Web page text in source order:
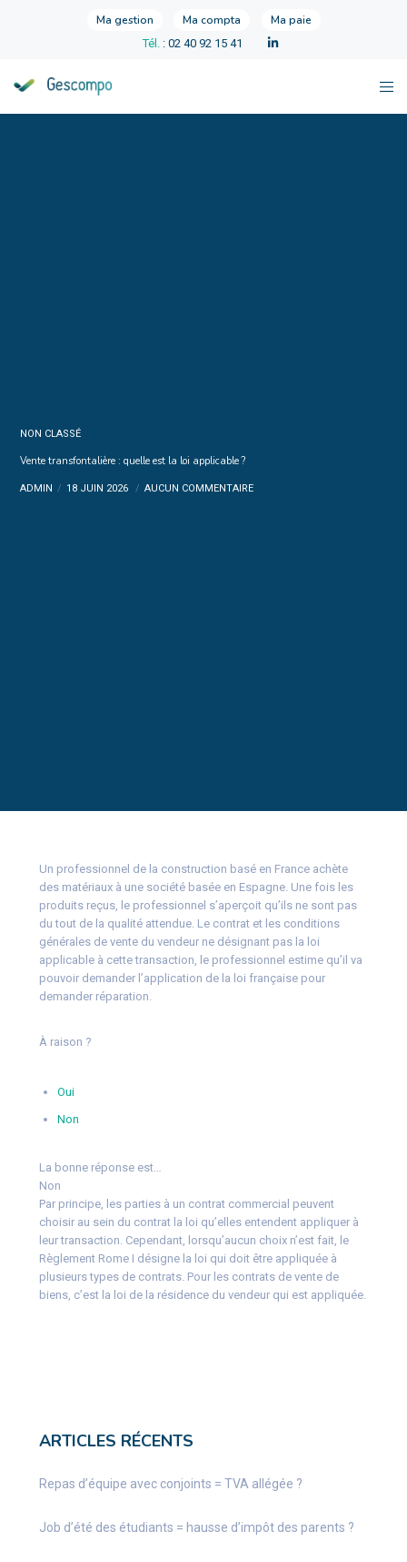
Ma gestion Ma compta Ma paie
Tél. : 02 40 92 15 41
NON CLASSÉ
Vente transfontalière : quelle est la loi applicable ?
ADMIN 18 JUIN 2026 AUCUN COMMENTAIRE
Un professionnel de la construction basé en France achète
des matériaux à une société basée en Espagne. Une fois les
produits reçus, le professionnel s’aperçoit qu’ils ne sont pas
du tout de la qualité attendue. Le contrat et les conditions
générales de vente du vendeur ne désignant pas la loi
applicable à cette transaction, le professionnel estime qu’il va
pouvoir demander l’application de la loi française pour
demander réparation.
À raison ?
Oui
Non
La bonne réponse est…
Non
Par principe, les parties à un contrat commercial peuvent
choisir au sein du contrat la loi qu’elles entendent appliquer à
leur transaction. Cependant, lorsqu’aucun choix n’est fait, le
Règlement Rome I désigne la loi qui doit être appliquée à
plusieurs types de contrats. Pour les contrats de vente de
biens, c’est la loi de la résidence du vendeur qui est appliquée.
ARTICLES RÉCENTS
Repas d’équipe avec conjoints = TVA allégée ?
Job d’été des étudiants = hausse d’impôt des parents ?